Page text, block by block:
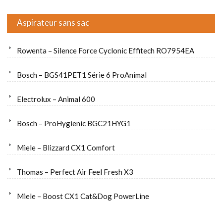
Aspirateur sans sac
Rowenta – Silence Force Cyclonic Effitech RO7954EA
Bosch – BGS41PET1 Série 6 ProAnimal
Electrolux – Animal 600
Bosch – ProHygienic BGC21HYG1
Miele – Blizzard CX1 Comfort
Thomas – Perfect Air Feel Fresh X3
Miele – Boost CX1 Cat&Dog PowerLine